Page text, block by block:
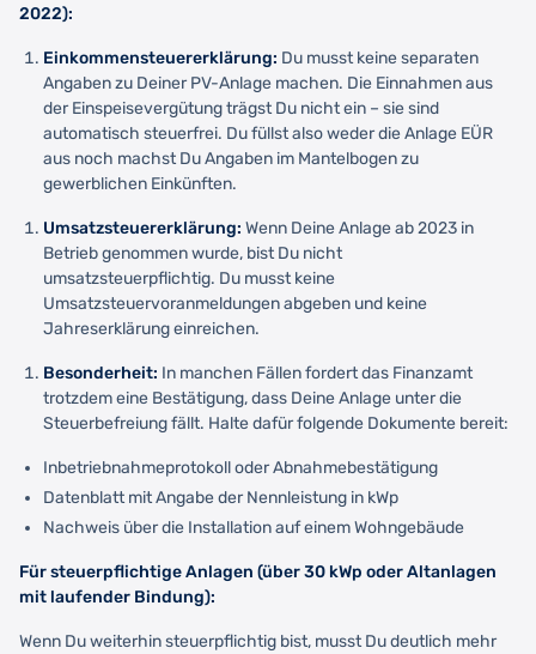
2022):
Einkommensteuererklärung: Du musst keine separaten
Angaben zu Deiner PV-Anlage machen. Die Einnahmen aus
der Einspeisevergütung trägst Du nicht ein – sie sind
automatisch steuerfrei. Du füllst also weder die Anlage EÜR
aus noch machst Du Angaben im Mantelbogen zu
gewerblichen Einkünften.
Umsatzsteuererklärung: Wenn Deine Anlage ab 2023 in
Betrieb genommen wurde, bist Du nicht
umsatzsteuerpflichtig. Du musst keine
Umsatzsteuervoranmeldungen abgeben und keine
Jahreserklärung einreichen.
Besonderheit: In manchen Fällen fordert das Finanzamt
trotzdem eine Bestätigung, dass Deine Anlage unter die
Steuerbefreiung fällt. Halte dafür folgende Dokumente bereit:
Inbetriebnahmeprotokoll oder Abnahmebestätigung
Datenblatt mit Angabe der Nennleistung in kWp
Nachweis über die Installation auf einem Wohngebäude
Für steuerpflichtige Anlagen (über 30 kWp oder Altanlagen
mit laufender Bindung):
Wenn Du weiterhin steuerpflichtig bist, musst Du deutlich mehr